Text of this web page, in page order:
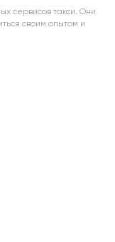
сервисов такси. Они
своим опытом и